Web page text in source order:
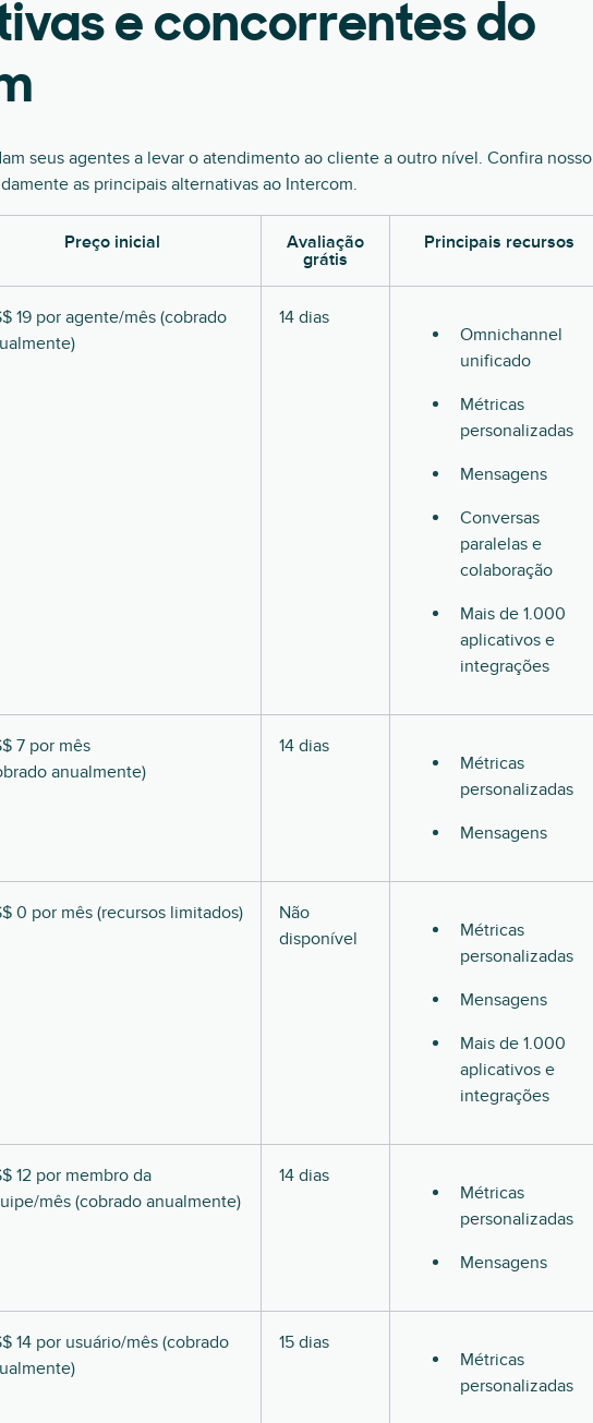
e concorrentes do
seus agentes a levar o atendimento ao cliente a outro nível. Confira nosso
as principais alternativas ao Intercom.
Preço inicial
Avaliação
grátis
Principais recursos
19 por agente/mês (cobrado
14 dias
Omnichannel
unificado
Métricas
personalizadas
Mensagens
Conversas
paralelas e
colaboração
Mais de 1.000
aplicativos e
integrações
7 por mês
anualmente)
14 dias
Métricas
personalizadas
Mensagens
0 por mês (recursos limitados)
Não
disponível
Métricas
personalizadas
Mensagens
Mais de 1.000
aplicativos e
integrações
12 por membro da
mês (cobrado anualmente)
14 dias
Métricas
personalizadas
Mensagens
14 por usuário/mês (cobrado
15 dias
Métricas
personalizadas